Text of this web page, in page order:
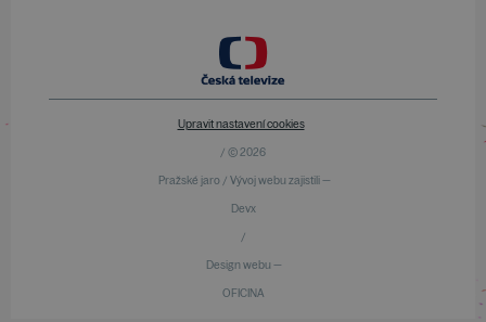
Upravit nastavení cookies
/ © 2026
Pražské jaro / Vývoj webu zajistili —
Devx
/
Design webu —
OFICINA